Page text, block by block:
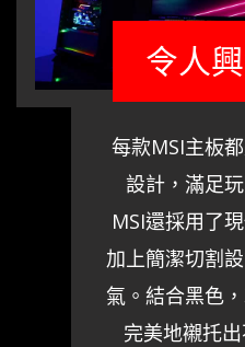
令人
每款MSI主板
設計，滿足
MSI還採用了
加上簡潔切割
氣。結合黑色
完美地襯托出